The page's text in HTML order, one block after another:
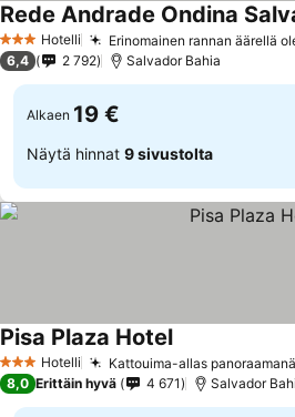
3 Tähtiluokitus
Hotelli Erinomainen rannan äärellä
Rede Andrade Ondina
6,4 2 792 Salvador Bahia
Alkaen 19 €
Näytä hinnat 9 sivustolta
3 Tähtiluokitus
Hotelli Kattouima-allas
Pisa Plaza Hotel
8,0 Erittäin hyvä 4 671 Salvador